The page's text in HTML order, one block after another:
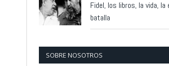
Fidel, los libros, la vida, la
batalla
SOBRE NOSOTROS